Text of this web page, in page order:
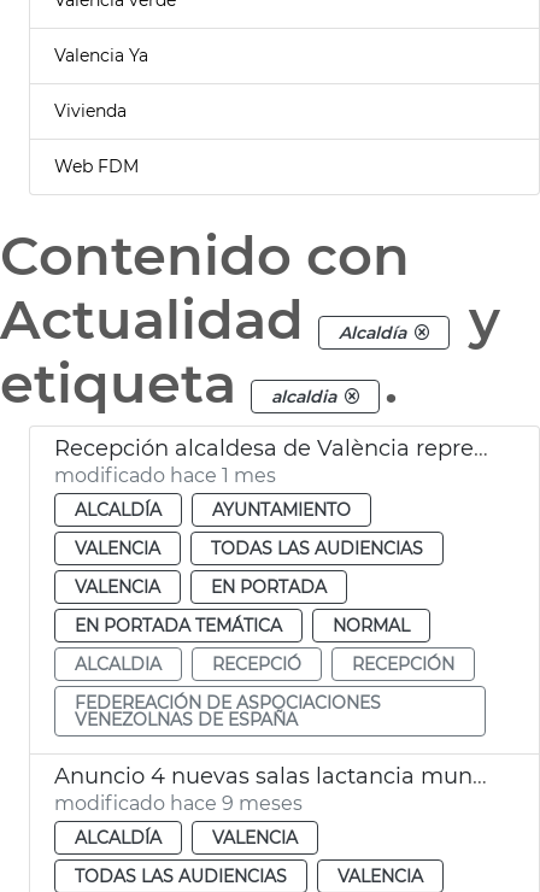
Valencia Ya
Vivienda
Web FDM
Contenido con
Actualidad
Alcaldía
y
etiqueta
alcaldia .
Recepción alcaldesa de València representantes Federación de Asociaciones Venezolanos de España
modificado hace 1 mes
ALCALDÍA
AYUNTAMIENTO
VALENCIA
TODAS LAS AUDIENCIAS
VALENCIA
EN PORTADA
EN PORTADA TEMÁTICA
NORMAL
ALCALDIA
RECEPCIÓ
RECEPCIÓN
FEDEREACIÓN DE ASPOCIACIONES
VENEZOLNAS DE ESPAÑA
Anuncio 4 nuevas salas lactancia municipales 2025-26
modificado hace 9 meses
ALCALDÍA
VALENCIA
TODAS LAS AUDIENCIAS
VALENCIA